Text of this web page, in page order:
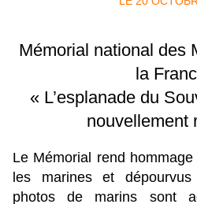
Mémorial national des
la
« L’esplanade du
nouvellement
Le Mémorial rend
les marines et
photos de marins sont